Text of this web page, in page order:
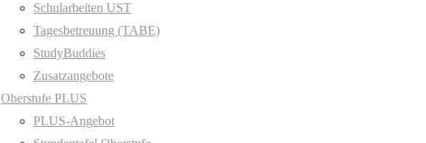
Schularbeiten UST
Tagesbetreuung (TABE)
StudyBuddies
Zusatzangebote
Oberstufe PLUS
PLUS-Angebot